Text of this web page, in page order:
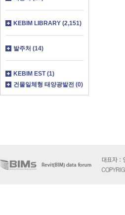
KEBIM LIBRARY (2,151)
발주처 (14)
KEBIM EST (1)
건물일체형 태양광발전 (0)